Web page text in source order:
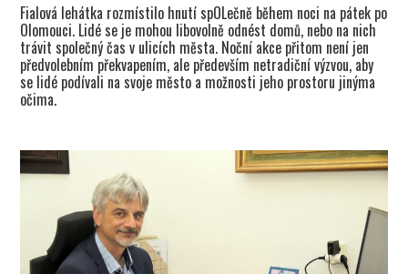
Fialová lehátka rozmístilo hnutí spOLečně během noci na pátek po
Olomouci. Lidé se je mohou libovolně odnést domů, nebo na nich
trávit společný čas v ulicích města. Noční akce přitom není jen
předvolebním překvapením, ale především netradiční výzvou, aby
se lidé podívali na svoje město a možnosti jeho prostoru jinýma
očima.